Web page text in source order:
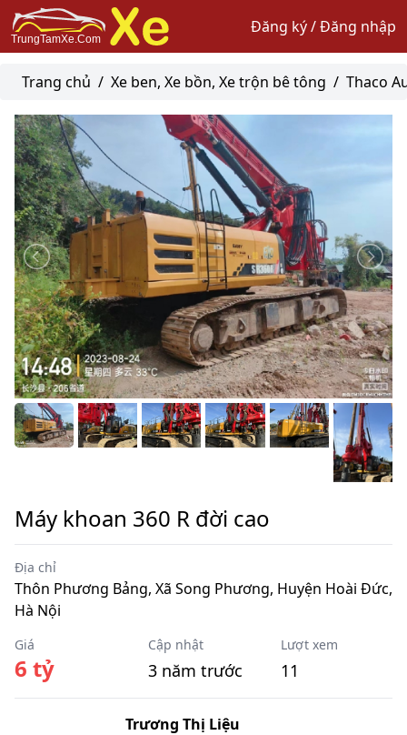
Đăng ký / Đăng nhập
Trang chủ / Xe ben, Xe bồn, Xe trộn bê tông / Thaco
Máy khoan 360 R đời cao
Địa chỉ
Thôn Phương Bảng, Xã Song Phương, Huyện Hoài Đức,
Hà Nội
Giá
6 tỷ
Cập nhật
3 năm trước
Lượt xem
11
Trương Thị Liệu